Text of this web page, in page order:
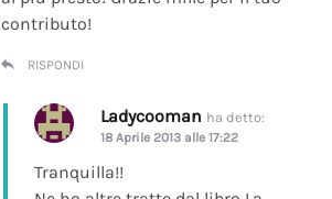
contributo!
RISPONDI
Ladycooman ha detto:
18 Aprile 2013 alle 17:22
Tranquilla!!